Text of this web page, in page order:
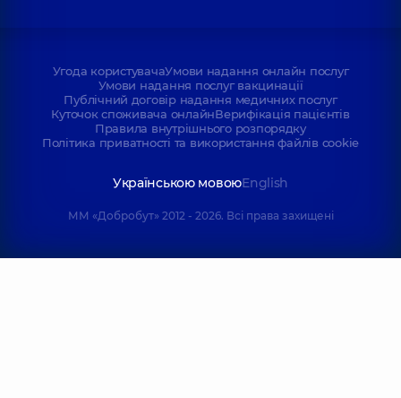
Угода користувачаУмови надання онлайн послуг
Умови надання послуг вакцинації
Публічний договір надання медичних послуг
Куточок споживача онлайнВерифікація пацієнтів
Правила внутрішнього розпорядку
Політика приватності та використання файлів cookie
Українською мовоюEnglish
ММ «Добробут» 2012 - 2026. Всі права захищені